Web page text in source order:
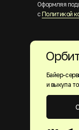
Оформляя
с Политикой
Байер-
и выкупа